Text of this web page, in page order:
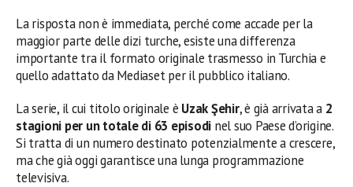
La risposta non è immediata, perché come accade per la
maggior parte delle dizi turche, esiste una differenza
importante tra il formato originale trasmesso in Turchia e
quello adattato da Mediaset per il pubblico italiano.
La serie, il cui titolo originale è Uzak Şehir, è già arrivata a 2
stagioni per un totale di 63 episodi nel suo Paese d’origine.
Si tratta di un numero destinato potenzialmente a crescere,
ma che già oggi garantisce una lunga programmazione
televisiva.